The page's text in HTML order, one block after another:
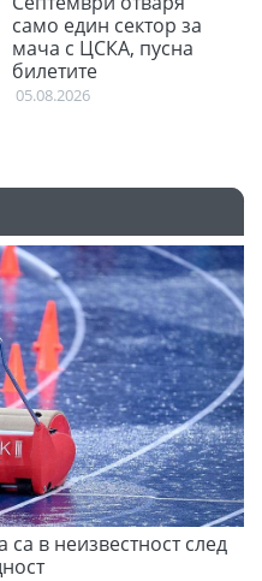
само един сектор за
мача с ЦСКА, пусна
билетите
05.08.2026
са в неизвестност след